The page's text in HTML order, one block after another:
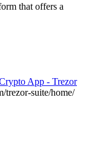
that offers a
App - Trezor
trezor-suite/home/